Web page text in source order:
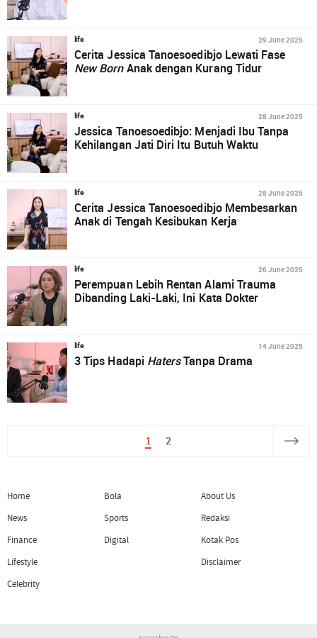
life 29 June 2025
Cerita Jessica Tanoesoedibjo Lewati Fase
New BornAnak dengan Kurang Tidur
life 28 June 2025
Jessica Tanoesoedibjo: Menjadi Ibu Tanpa
Kehilangan Jati Diri Itu Butuh Waktu
life 28 June 2025
Cerita Jessica Tanoesoedibjo Membesarkan
Anak di Tengah Kesibukan Kerja
life 26 June 2025
Perempuan Lebih Rentan Alami Trauma
Dibanding Laki-Laki, Ini Kata Dokter
life 14 June 2025
3 Tips Hadapi HatersTanpa Drama
1 2
Home
News
Finance
Lifestyle
Celebrity
Bola
Sports
Digital
About Us
Redaksi
Kotak Pos
Disclaimer